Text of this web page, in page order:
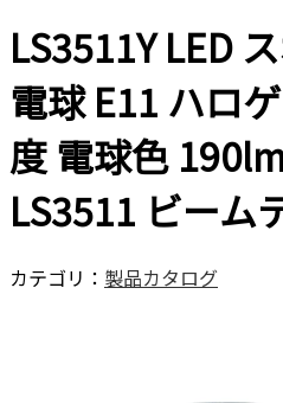
LS3511Y LED
電球 E11 ハロ
度 電球色
LS3511 ビーム
カテゴリ： 製品カタログ